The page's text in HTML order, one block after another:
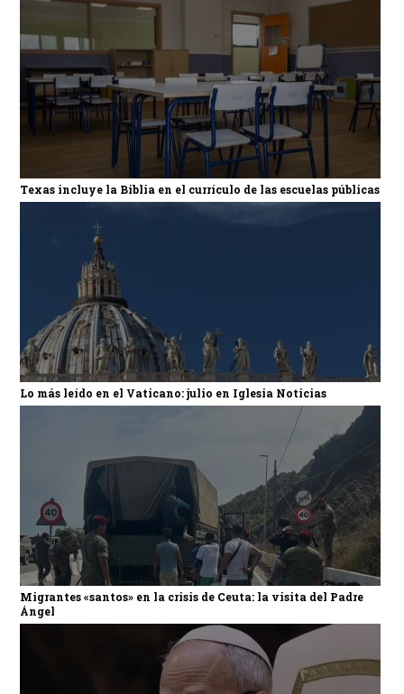
Texas incluye la Biblia en el currículo de las escuelas públicas
Lo más leído en el Vaticano: julio en Iglesia Noticias
Migrantes «santos» en la crisis de Ceuta: la visita del Padre
Ángel